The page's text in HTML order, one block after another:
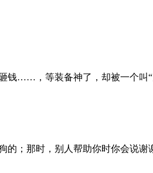
……，等装备神了，却被一个叫“
；那时，别人帮助你时你会说谢